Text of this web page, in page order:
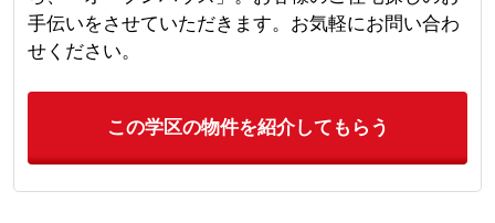
手伝いをさせていただきます。お気軽にお問い合わ
せください。
この学区の物件を紹介してもらう